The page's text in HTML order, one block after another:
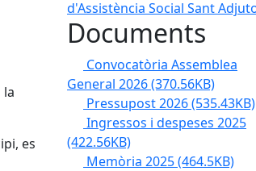
la
es
Documents
Convocatòria Assemblea
General 2026(370.56KB)
Pressupost 2026(535.43KB)
Ingressos i despeses 2025
(422.56KB)
Memòria 2025(464.5KB)